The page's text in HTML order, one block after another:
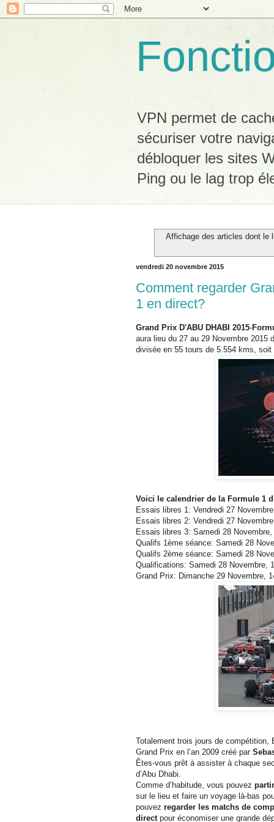
VPN permet de
sécuriser votre
débloquer les sites
Ping ou le lag trop
Affichage des articles dont le
vendredi 20 novembre 2015
Comment regarder
1 en direct?
Grand Prix D'ABU DHABI 2015-
aura lieu du 27 au 29 Novembre 2015
divisée en 55 tours de 5.554 kms,
Voici le calendrier de la Formule 1
Essais libres 1: Vendredi 27
Essais libres 2: Vendredi 27
Essais libres 3: Samedi 28 Novembre,
Qualifs 1ème séance: Samedi 28
Qualifs 2ème séance: Samedi 28
Qualifications: Samedi 28 Novembre,
Grand Prix: Dimanche 29 Novembre,
Totalement trois jours de compétition,
Grand Prix en l’an 2009 créé par
Êtes-vous prêt à assister à chaque
d’Abu Dhabi.
Comme d’habitude, vous pouvez
sur le lieu et faire un voyage là-bas
pouvez regarder les matchs de
direct pour économiser une grande